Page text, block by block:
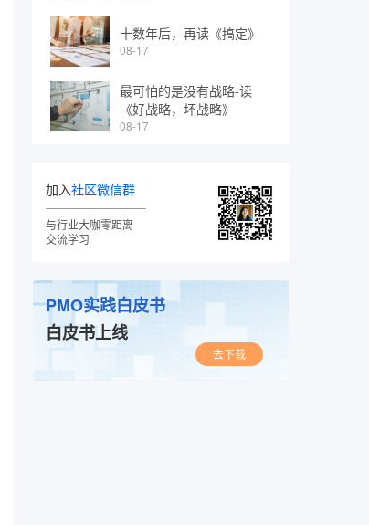
十数年后，再读《搞定》
08-17
最可怕的是没有战略-读
《好战略，坏战略》
08-17
加入社区微信群
与行业大咖零距离
交流学习
PMO实践白皮书
白皮书上线
去下载